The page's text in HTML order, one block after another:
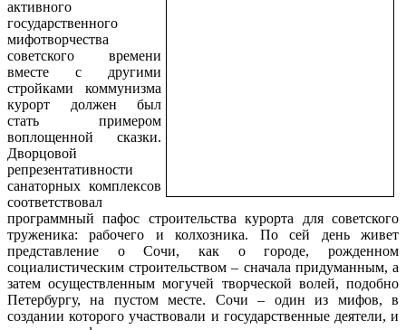
активного
государственного
мифотворчества
советского времени
вместе с другими
стройками коммунизма
курорт должен был
стать примером
воплощенной сказки.
Дворцовой
репрезентативности
санаторных комплексов
соответствовал
программный пафос строительства курорта для советского
труженика: рабочего и колхозника. По сей день живет
представление о Сочи, как о городе, рожденном
социалистическим строительством – сначала придуманным, а
затем осуществленным могучей творческой волей, подобно
Петербургу, на пустом месте. Сочи – один из мифов, в
создании которого участвовали и государственные деятели, и